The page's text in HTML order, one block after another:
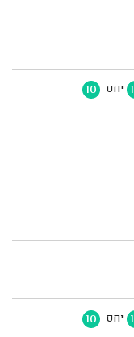
יחס 10
יחס 10